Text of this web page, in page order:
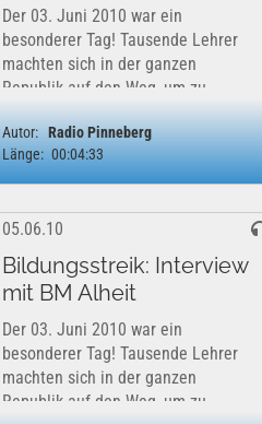
Der 03. Juni 2010 war ein
besonderer Tag! Tausende Lehrer
machten sich in der ganzen
Republik auf den Weg, um zu
streiken. Die eventuellen
Konsequenzen nahmen die
verbeamteten Lehrkräfte in Kauf,
denn sie hatten ein Ziel: Den
Politikern deutlich zu...
Autor: Radio Pinneberg
Länge: 00:04:33
05.06.10
Bildungsstreik: Interview
mit BM Alheit
Der 03. Juni 2010 war ein
besonderer Tag! Tausende Lehrer
machten sich in der ganzen
Republik auf den Weg, um zu